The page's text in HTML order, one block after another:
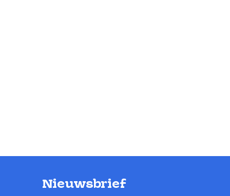
Nieuwsbrief